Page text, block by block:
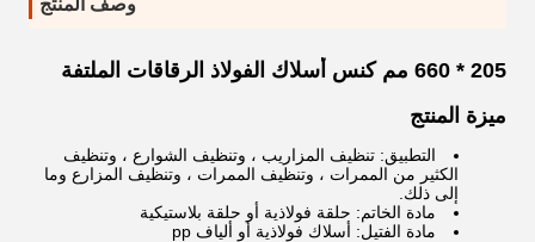
وصف المنتج
205 * 660 مم كنس أسلاك الفولاذ الرقاقات الملتفة
ميزة المنتج
التطبيق: تنظيف المزاريب ، وتنظيف الشوارع ، وتنظيف
الكثير من الممرات ، وتنظيف الممرات ، وتنظيف المزارع وما
إلى ذلك.
مادة الخاتم: حلقة فولاذية أو حلقة بلاستيكية
مادة الفتيل: أسلاك فولاذية أو ألياف pp